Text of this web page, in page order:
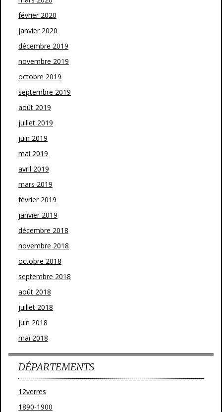
février 2020
janvier 2020
décembre 2019
novembre 2019
octobre 2019
septembre 2019
août 2019
juillet 2019
juin 2019
mai 2019
avril 2019
mars 2019
février 2019
janvier 2019
décembre 2018
novembre 2018
octobre 2018
septembre 2018
août 2018
juillet 2018
juin 2018
mai 2018
DÉPARTEMENTS
12verres
1890-1900